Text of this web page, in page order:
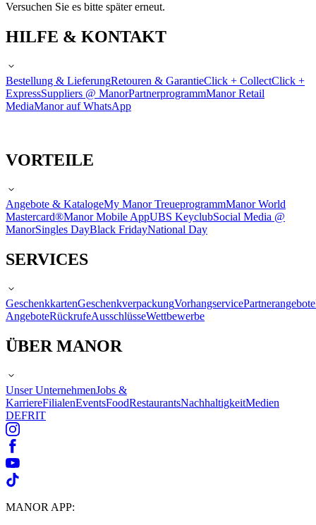
Versuchen Sie es bitte später erneut.
HILFE & KONTAKT
Bestellung & LieferungRetouren & GarantieClick + CollectClick +
ExpressSuppliers @ ManorPartnerprogrammManor Retail
MediaManor auf WhatsApp
VORTEILE
Angebote & KatalogeMy Manor TreueprogrammManor World
Mastercard®Manor Mobile AppUBS KeyclubSocial Media @
ManorSingles DayBlack FridayNational Day
SERVICES
GeschenkkartenGeschenkverpackungVorhangservicePartnerangebote
AngeboteRückrufeAusschlüsseWettbewerbe
ÜBER MANOR
Unser UnternehmenJobs &
KarriereFilialenEventsFoodRestaurantsNachhaltigkeitMedien
DEFRIT
MANOR APP: